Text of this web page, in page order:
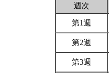
週次
第1週
第2週
第3週